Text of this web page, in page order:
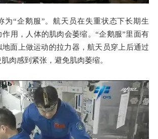
为“企鹅服”。航天员在失重状态下长期生
用，人体的肌肉会萎缩。“企鹅服”里面有
面上做运动的拉力器，航天员穿上后通过
肉感到紧张，避免肌肉萎缩。